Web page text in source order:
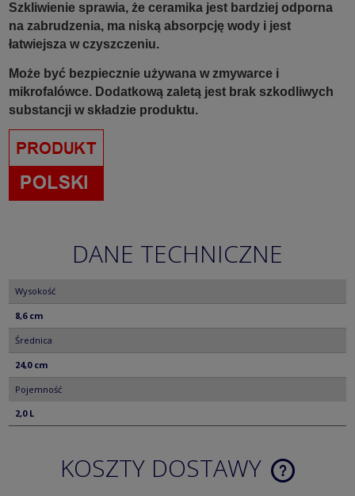
Szkliwienie sprawia, że ceramika jest bardziej odporna
na zabrudzenia, ma niską absorpcję wody i jest
łatwiejsza w czyszczeniu.
Może być bezpiecznie używana w zmywarce i
mikrofalówce. Dodatkową zaletą jest brak szkodliwych
substancji w składzie produktu.
DANE TECHNICZNE
Wysokość
8,6 cm
Średnica
24,0 cm
Pojemność
2,0 L
KOSZTY DOSTAWY
CENA NIE